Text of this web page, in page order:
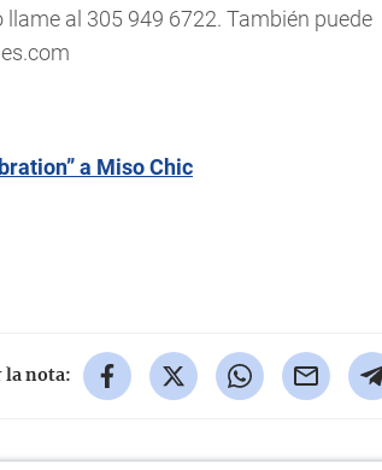
llame al 305 949 6722. También puede
a Miso Chic
la nota: